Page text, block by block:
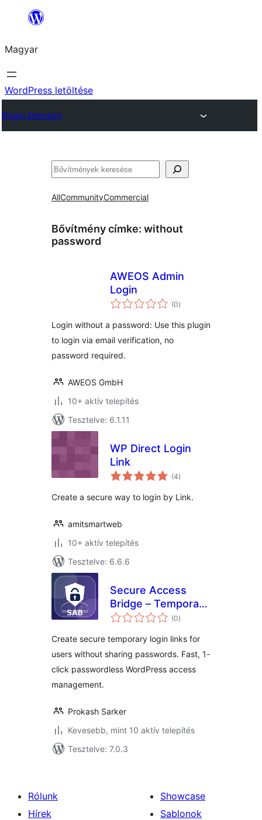
Ugrás
tartalomhoz
Magyar
WordPress letöltése
Plugin Directory
Keresés
AllCommunityCommercial
Bővítmény címke: without
password
AWEOS Admin
Login
(0értékelés
összesen
)
Login without a password: Use this plugin
to login via email verification, no
password required.
AWEOS GmbH
10+ aktív telepítés
Tesztelve: 6.1.11
WP Direct Login
Link
(4értékelés
összesen
)
Create a secure way to login by Link.
amitsmartweb
10+ aktív telepítés
Tesztelve: 6.6.6
Secure Access
Bridge – Temporary
Login Without
Access
(0értékelés
összesen
)
Create secure temporary login links for
users without sharing passwords. Fast, 1-
click passwordless WordPress access
management.
Prokash Sarker
Kevesebb, mint 10 aktív telepítés
Tesztelve: 7.0.3
Rólunk
Hírek
Showcase
Sablonok